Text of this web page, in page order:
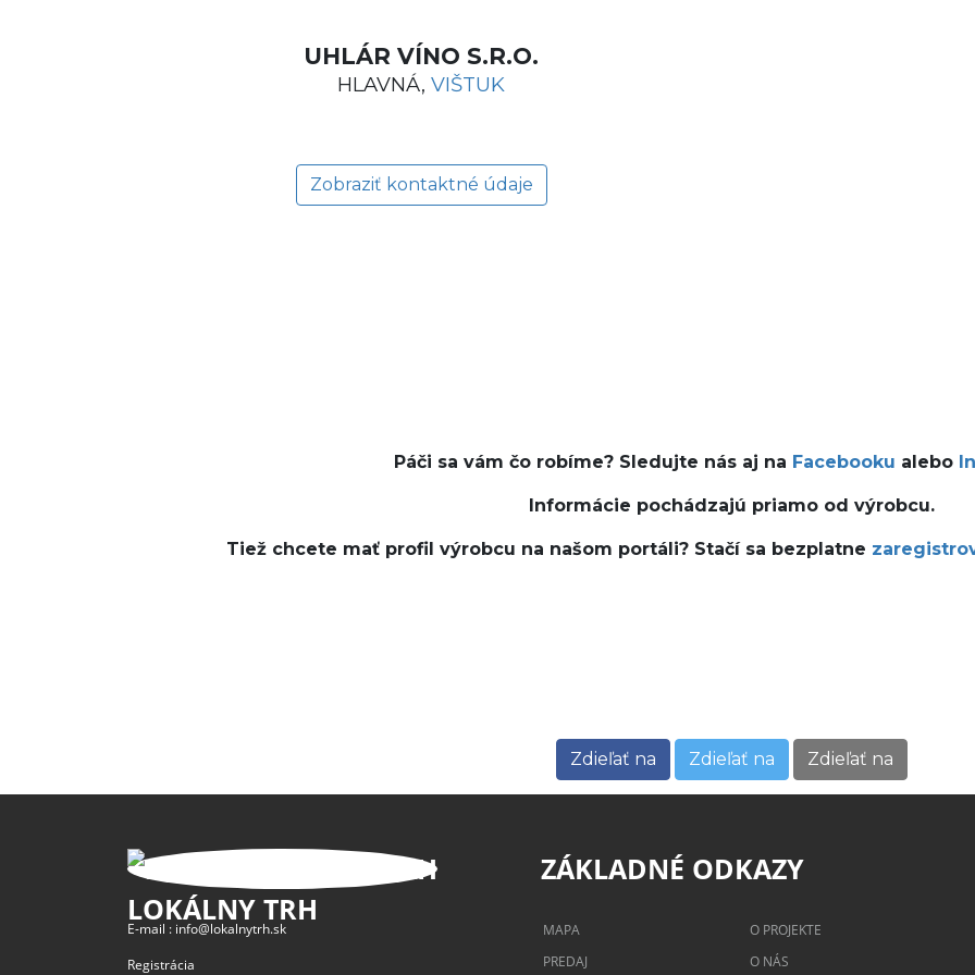
UHLÁR VÍNO S.R.O.
HLAVNÁ, VIŠTUK
Zobraziť kontaktné údaje
Páči sa vám čo robíme? Sledujte nás aj na Facebooku alebo
Informácie pochádzajú priamo od výrobcu.
Tiež chcete mať profil výrobcu na našom portáli? Stačí sa bezplatne
Zdieľať na Zdieľať na Zdieľať na
LOKÁLNY TRH
E-mail : info@lokalnytrh.sk
Registrácia
ZÁKLADNÉ ODKAZY
MAPA
PREDAJ
O PROJEKTE
O NÁS